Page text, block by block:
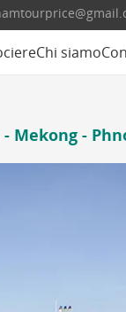
Chi siamo
Mekong -